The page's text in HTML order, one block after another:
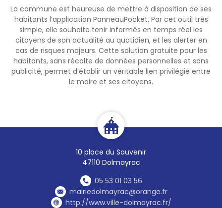
La commune est heureuse de mettre à disposition de ses
habitants l’application PanneauPocket. Par cet outil très
simple, elle souhaite tenir informés en temps réel les
citoyens de son actualité au quotidien, et les alerter en
cas de risques majeurs. Cette solution gratuite pour les
habitants, sans récolte de données personnelles et sans
publicité, permet d’établir un véritable lien privilégié entre
le maire et ses citoyens.
10 place du Souvenir
47110 Dolmayrac
05 53 01 03 56
mairiedolmayrac@orange.fr
http://www.ville-dolmayrac.fr/